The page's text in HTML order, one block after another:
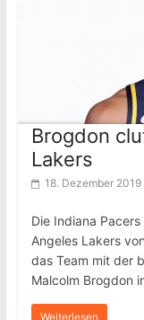
Brogdon
Lakers
18. Dezember 2019
Die Indiana
Angeles Lakers
das Team mit der
Malcolm Brogdon
Weiterlesen